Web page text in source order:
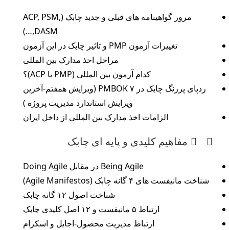
مرور گواهینامه های قبلی و جدید چابک (ACP, PSM,
DASM,…)
تغییرات آزمون PMP و تاثیر چابک در این آزمون
مراحل اخذ مدارک بین المللی
کدام آزمون بین المللی (PMP یا ACP)؟
ردپای پررنگ چابک در PMBOK ۷ (ویرایش همفتم-آخرین
ویرایش استاندارد مدیریت پروژه )
الزامات اخذ مدارک بین المللی از داخل ایران
مفاهیم کلیدی و پایه ای چابک
Being Agile در مقابل Doing Agile
شناخت مانیفست های ۴ گانه چابک (Agile Manifestos)
شناخت اصول ۱۲ گانه چابک
ارتباط ۵ مانیفست و ۱۲ اصل کلیدی چابک
ارتباط مدیریت محصول-اجایل و اسکرام